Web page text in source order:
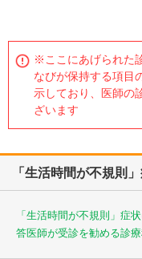
※ここにあげられた
なびが保持する項目
示しており、医師の
ざいます
「生活時間が不規則
「生活時間が不規則」症
答医師が受診を勧める診